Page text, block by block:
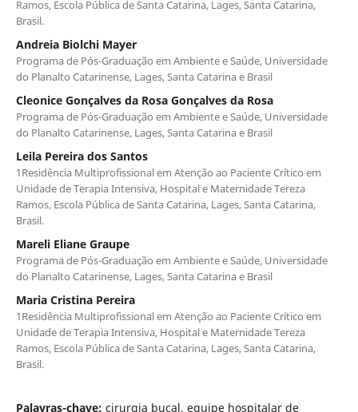
Ramos, Escola Pública de Santa Catarina, Lages, Santa Catarina,
Brasil.
Andreia Biolchi Mayer
Programa de Pós-Graduação em Ambiente e Saúde, Universidade
do Planalto Catarinense, Lages, Santa Catarina e Brasil
Cleonice Gonçalves da Rosa Gonçalves da Rosa
Programa de Pós-Graduação em Ambiente e Saúde, Universidade
do Planalto Catarinense, Lages, Santa Catarina e Brasil
Leila Pereira dos Santos
1Residência Multiprofissional em Atenção ao Paciente Crítico em
Unidade de Terapia Intensiva, Hospital e Maternidade Tereza
Ramos, Escola Pública de Santa Catarina, Lages, Santa Catarina,
Brasil.
Mareli Eliane Graupe
Programa de Pós-Graduação em Ambiente e Saúde, Universidade
do Planalto Catarinense, Lages, Santa Catarina e Brasil
Maria Cristina Pereira
1Residência Multiprofissional em Atenção ao Paciente Crítico em
Unidade de Terapia Intensiva, Hospital e Maternidade Tereza
Ramos, Escola Pública de Santa Catarina, Lages, Santa Catarina,
Brasil.
Palavras-chave: cirurgia bucal, equipe hospitalar de